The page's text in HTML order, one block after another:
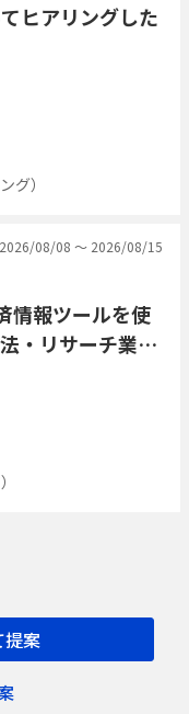
ヒアリングした
グ）
08/08 〜 2026/08/15
情報ツールを使
・リサーチ業務
提案